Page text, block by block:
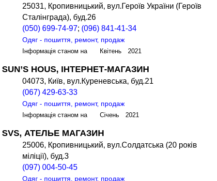
25031, Кропивницький, вул.Героїв України (Героїв
Сталінграда), буд.26
(050) 699-74-97; (096) 841-41-34
Одяг - пошиття, ремонт, продаж
Інформація станом на Квітень 2021
SUN’S HOUS, ІНТЕРНЕТ-МАГАЗИН
04073, Київ, вул.Куреневська, буд.21
(067) 429-63-33
Одяг - пошиття, ремонт, продаж
Інформація станом на Січень 2021
SVS, АТЕЛЬЕ МАГАЗИН
25006, Кропивницький, вул.Солдатська (20 років
міліції), буд.3
(097) 004-50-45
Одяг - пошиття, ремонт, продаж